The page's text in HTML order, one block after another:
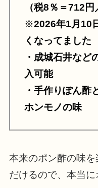
（税8％＝712
※2026年1月10
くなってました
・成城石井など
入可能
・手作りぽん酢
ホンモノの味
本来のポン酢の味
だけるので、本当に